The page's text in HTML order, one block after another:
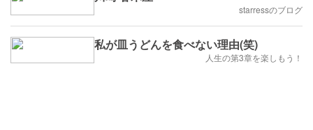
starressのブログ
私が皿うどんを食べない理由(笑)
人生の第3章を楽しもう！